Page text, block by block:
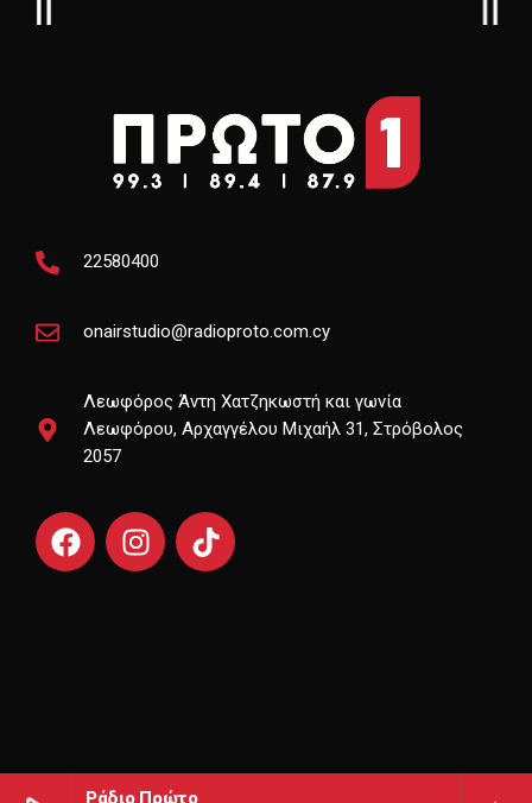
Ράδιο Πρώτο
22580400
onairstudio@radioproto.com.cy
Λεωφόρος Άντη Χατζηκωστή και γωνία
Λεωφόρου, Αρχαγγέλου Μιχαήλ 31, Στρόβολος
2057